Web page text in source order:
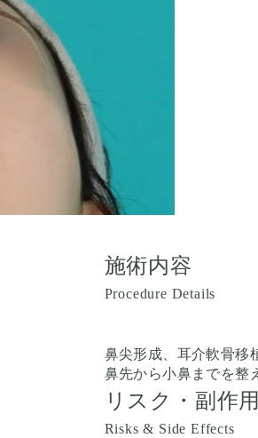
施術内容
Procedure Details
鼻尖形成、耳介軟骨移
鼻先から小鼻までを整
リスク・副作用
Risks & Side Effects